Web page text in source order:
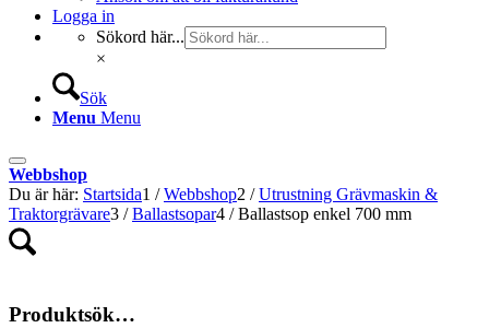
Logga in
Sökord här...
×
Sök
Menu Menu
Webbshop
Du är här: Startsida1 / Webbshop2 / Utrustning Grävmaskin &
Traktorgrävare3 / Ballastsopar4 / Ballastsop enkel 700 mm
Produktsök…